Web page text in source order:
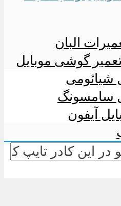
البان
گوشی موبایل
شیائومی
سامسونگ
آیفون